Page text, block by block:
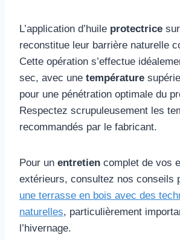
L’application d’huile protectrice
reconstitue leur barrière naturelle
Cette opération s’effectue
sec, avec une température
pour une pénétration optimale du
Respectez scrupuleusement les
recommandés par le fabricant.
Pour un entretien complet de vos
extérieurs, consultez nos conseils
une terrasse en bois avec des
naturelles, particulièrement
l’hivernage.